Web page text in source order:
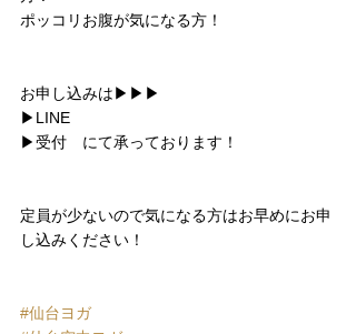
ポッコリお腹が気になる方！
お申し込みは▶︎▶︎▶︎
▶︎LINE
▶︎受付　にて承っております！
定員が少ないので気になる方はお早めにお申
し込みください！
#仙台ヨガ